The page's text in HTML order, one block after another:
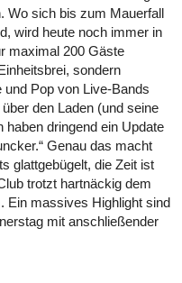
Wo sich bis zum Mauerfall
wird heute noch immer in
maximal 200 Gäste
sondern
und Pop von Live-Bands
den Laden (und seine
haben dringend ein Update
Genau das macht
glattgebügelt, die Zeit ist
trotzt hartnäckig dem
Ein massives Highlight sind
mit anschließender